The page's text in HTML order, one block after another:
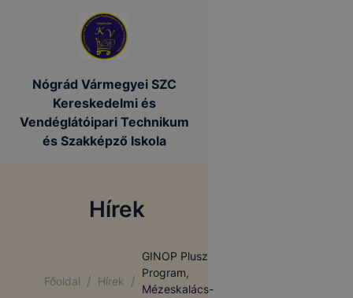
Nógrád Vármegyei SZC
Kereskedelmi és
Vendéglátóipari Technikum
és Szakképző Iskola
Hírek
Főoldal / Hírek /
GINOP Plusz
Program,
Mézeskalács-